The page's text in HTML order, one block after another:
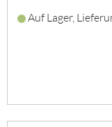
Auf Lager,